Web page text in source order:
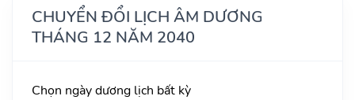
CHUYỂN ĐỔI LỊCH ÂM DƯƠNG
THÁNG 12 NĂM 2040
Chọn ngày dương lịch bất kỳ